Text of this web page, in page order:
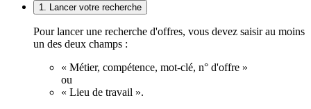
1. Lancer votre recherche
Pour lancer une recherche d'offres, vous devez saisir au moins
un des deux champs :
« Métier, compétence, mot-clé, n° d'offre »
ou
« Lieu de travail ».